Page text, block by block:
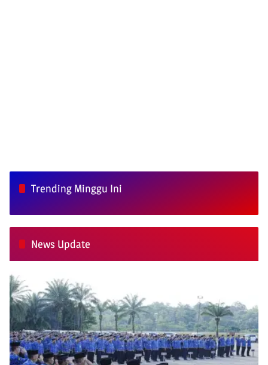
Trending Minggu Ini
News Update